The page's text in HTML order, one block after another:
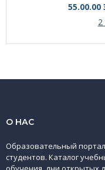
2
О НАС
Образовательный
студентов. Каталог